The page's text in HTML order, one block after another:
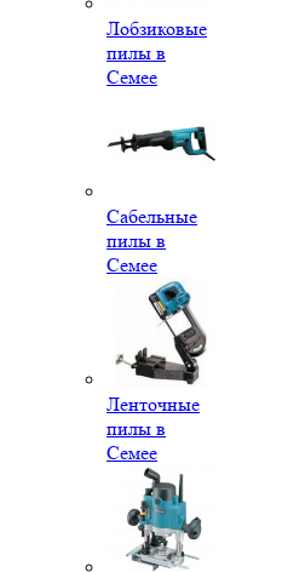
Лобзиковые
пилы в
Семее
Сабельные
пилы в
Семее
Ленточные
пилы в
Семее